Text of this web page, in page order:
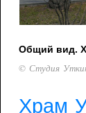
Общий вид.
© Студия
Храм